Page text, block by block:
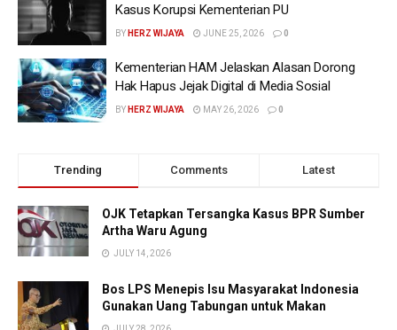
Kasus Korupsi Kementerian PU
BY HERZ WIJAYA JUNE 25, 2026 0
Kementerian HAM Jelaskan Alasan Dorong
Hak Hapus Jejak Digital di Media Sosial
BY HERZ WIJAYA MAY 26, 2026 0
Trending Comments Latest
OJK Tetapkan Tersangka Kasus BPR Sumber
Artha Waru Agung
JULY 14, 2026
Bos LPS Menepis Isu Masyarakat Indonesia
Gunakan Uang Tabungan untuk Makan